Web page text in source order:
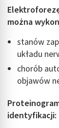
można
stanów
układu
chorób
objawów
identyfikacji: